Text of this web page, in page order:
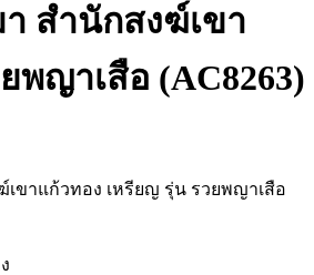
สำนักสงฆ์เขา
พญาเสือ (AC8263)
ขาแก้วทอง เหรียญ รุ่น รวยพญาเสือ